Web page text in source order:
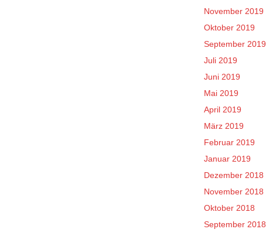
November 2019
Oktober 2019
September 2019
Juli 2019
Juni 2019
Mai 2019
April 2019
März 2019
Februar 2019
Januar 2019
Dezember 2018
November 2018
Oktober 2018
September 2018